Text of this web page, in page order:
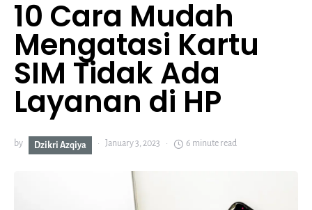
10 Cara Mudah
Mengatasi Kartu
SIM Tidak Ada
Layanan di HP
by Dzikri Azqiya January 3, 2023 6 minute read